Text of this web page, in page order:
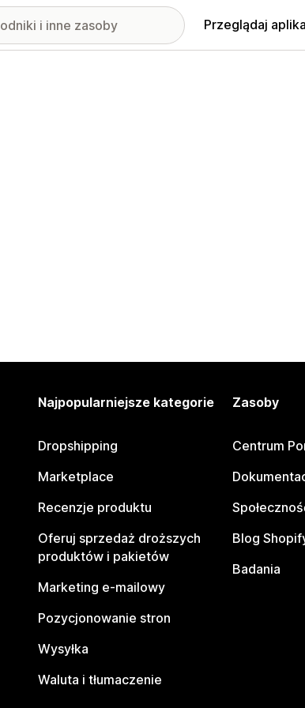
Przeglądaj
Najpopularniejsze kategorie
Dropshipping
Marketplace
Recenzje produktu
Oferuj sprzedaż droższych
produktów i pakietów
Marketing e-mailowy
Pozycjonowanie stron
Wysyłka
Waluta i tłumaczenie
Zasoby
Centrum
Blog
Badania